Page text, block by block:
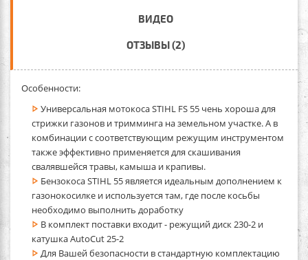
ВИДЕО
ОТЗЫВЫ (2)
Особенности:
Универсальная мотокоса STIHL FS 55 чень хороша для
стрижки газонов и тримминга на земельном участке. А в
комбинации с соответствующим режущим инструментом
также эффективно применяется для скашивания
свалявшейся травы, камыша и крапивы.
Бензокоса STIHL 55 является идеальным дополнением к
газонокосилке и используется там, где после косьбы
необходимо выполнить доработку
В комплект поставки входит - режущий диск 230-2 и
катушка AutoCut 25-2
Для Вашей безопасности в стандартную комплектацию